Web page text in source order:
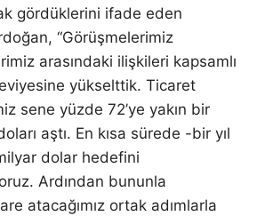
gördüklerini ifade eden
“Görüşmelerimiz
arasındaki ilişkileri kapsamlı
yükselttik. Ticaret
sene yüzde 72’ye yakın bir
aştı. En kısa sürede -bir yıl
dolar hedefini
Ardından bununla
atacağımız ortak adımlarla